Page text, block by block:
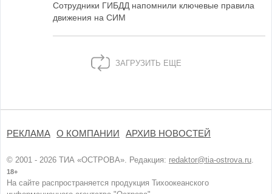
Сотрудники ГИБДД напомнили ключевые правила
движения на СИМ
ЗАГРУЗИТЬ ЕЩЕ
РЕКЛАМА О КОМПАНИИ АРХИВ НОВОСТЕЙ
© 2001 - 2026 ТИА «ОСТРОВА». Редакция: redaktor@tia-ostrova.ru.
18+
На сайте распространяется продукция Тихоокеанского